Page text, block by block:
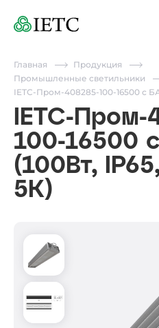
Главная
Продукция
Промышленные светильники
IETC-Пром-408285-100-16500 с
IETC-Пром-
100-16500
(100Вт,
5К)